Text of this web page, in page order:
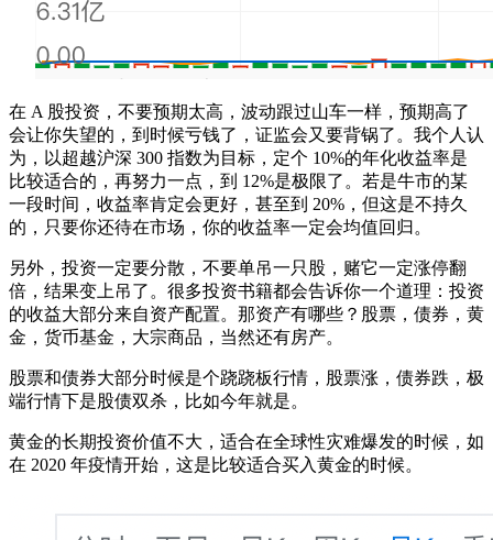
在 A 股投资，不要预期太高，波动跟过山车一样，预期高了
会让你失望的，到时候亏钱了，证监会又要背锅了。我个人认
为，以超越沪深 300 指数为目标，定个 10%的年化收益率是
比较适合的，再努力一点，到 12%是极限了。若是牛市的某
一段时间，收益率肯定会更好，甚至到 20%，但这是不持久
的，只要你还待在市场，你的收益率一定会均值回归。
另外，投资一定要分散，不要单吊一只股，赌它一定涨停翻
倍，结果变上吊了。很多投资书籍都会告诉你一个道理：投资
的收益大部分来自资产配置。那资产有哪些？股票，债券，黄
金，货币基金，大宗商品，当然还有房产。
股票和债券大部分时候是个跷跷板行情，股票涨，债券跌，极
端行情下是股债双杀，比如今年就是。
黄金的长期投资价值不大，适合在全球性灾难爆发的时候，如
在 2020 年疫情开始，这是比较适合买入黄金的时候。